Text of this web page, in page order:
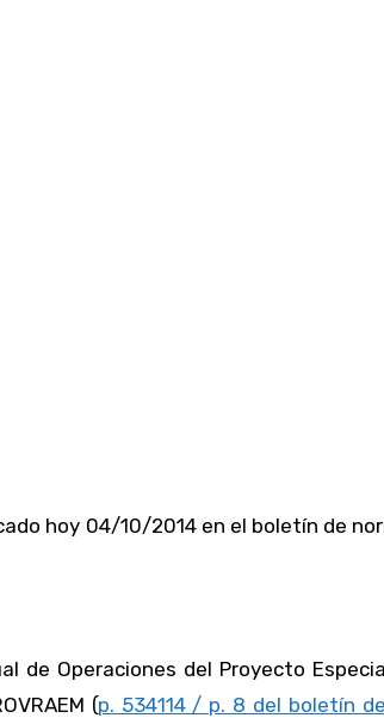
hoy 04/10/2014 en el boletín de
de Operaciones del Proyecto
(p. 534114 / p. 8 del boletín